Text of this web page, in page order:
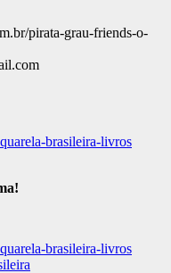
pirata-grau-friends-o-
brasileira-livros
brasileira-livros